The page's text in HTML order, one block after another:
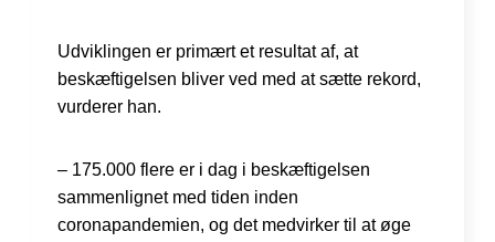
Udviklingen er primært et resultat af, at
beskæftigelsen bliver ved med at sætte rekord,
vurderer han.
– 175.000 flere er i dag i beskæftigelsen
sammenlignet med tiden inden
coronapandemien, og det medvirker til at øge